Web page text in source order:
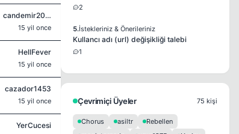
candemir2005
15 yil once
HellFever
15 yil once
cazador1453
15 yil once
YerCucesi
2
5.İstekleriniz & Önerileriniz
Kullancı adı (url) değişikliği talebi
1
Çevrimiçi Üyeler 75 kişi
Chorus asiltr
Rebellen